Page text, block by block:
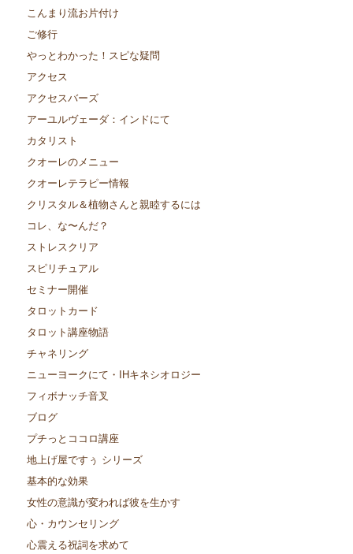
こんまり流お片付け
ご修行
やっとわかった！スピな疑問
アクセス
アクセスバーズ
アーユルヴェーダ：インドにて
カタリスト
クオーレのメニュー
クオーレテラピー情報
クリスタル＆植物さんと親睦するには
コレ、な〜んだ？
ストレスクリア
スピリチュアル
セミナー開催
タロットカード
タロット講座物語
チャネリング
ニューヨークにて・IHキネシオロジー
フィボナッチ音叉
ブログ
プチっとココロ講座
地上げ屋ですぅ シリーズ
基本的な効果
女性の意識が変われば彼を生かす
心・カウンセリング
心震える祝詞を求めて